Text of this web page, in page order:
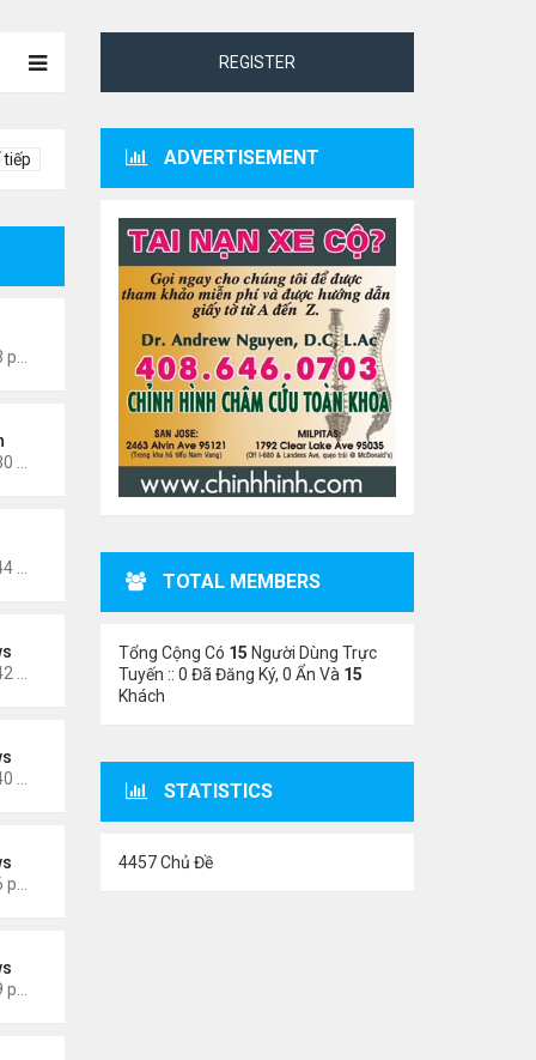
tiếp
REGISTER
ADVERTISEMENT
TOTAL MEMBERS
Tổng Cộng Có 15 Người Dùng Trực
Tuyến :: 0 Đã Đăng Ký, 0 Ẩn Và 15
Khách
STATISTICS
4457 Chủ Đề